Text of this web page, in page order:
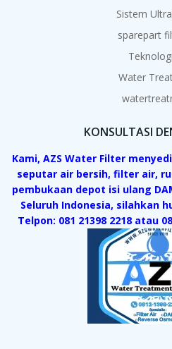
Sistem
sparepart
Water
KONSULTASI
Kami, AZS Water Filter
seputar air bersih, filter air,
pembukaan depot isi ulang
Seluruh Indonesia, silahkan
Telpon: 081 21398 2218 atau